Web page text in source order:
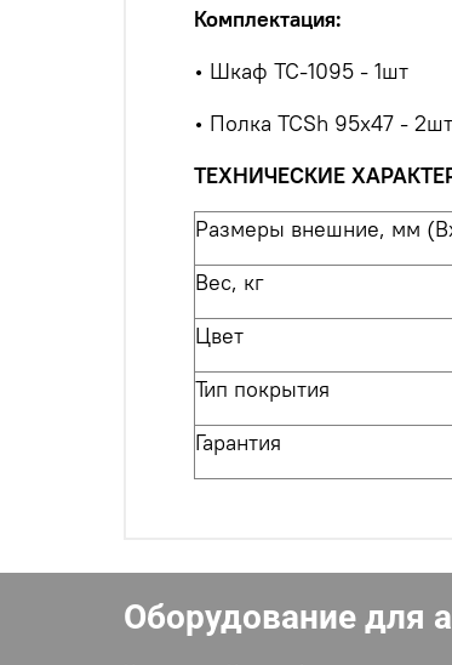
Комплектация:
• Шкаф TC-1095 - 1шт
• Полка TCSh 95х47 - 2шт
ТЕХНИЧЕСКИЕ
Размеры внешние, мм
Вес, кг
Цвет
Тип покрытия
Гарантия
Оборудование для